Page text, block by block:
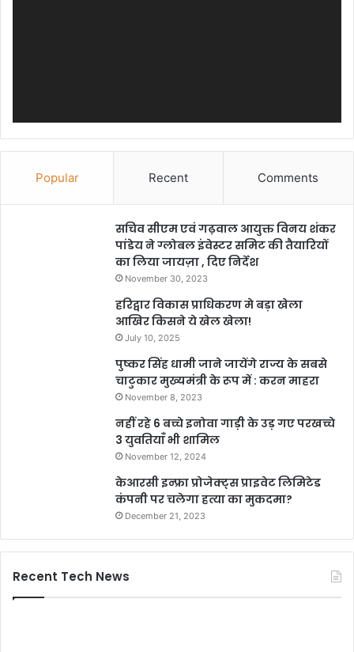
Popular Recent Comments
सचिव सीएम एवं गढ़वाल आयुक्त विनय शंकर
पांडेय ने ग्लोबल इंवेस्टर समिट की तैयारियों
का लिया जायज़ा , दिए निर्देश
November 30, 2023
हरिद्वार विकास प्राधिकरण मे बड़ा खेला
आखिर किसने ये खेल खेला!
July 10, 2025
पुष्कर सिंह धामी जाने जायेंगे राज्य के सबसे
चाटुकार मुख्यमंत्री के रूप में : करन माहरा
November 8, 2023
नहीं रहे 6 बच्चे इनोवा गाड़ी के उड़ गए परखच्चे
3 युवतियाँ भी शामिल
November 12, 2024
केआरसी इन्फ्रा प्रोजेक्ट्स प्राइवेट लिमिटेड
कंपनी पर चलेगा हत्या का मुकदमा?
December 21, 2023
Recent Tech News